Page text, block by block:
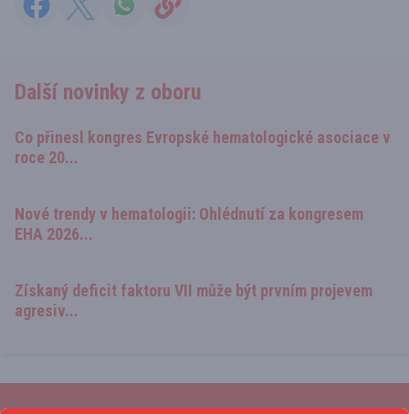
Další novinky z oboru
Co přinesl kongres Evropské hematologické asociace v
roce 20...
Nové trendy v hematologii: Ohlédnutí za kongresem
EHA 2026...
Získaný deficit faktoru VII může být prvním projevem
agresiv...